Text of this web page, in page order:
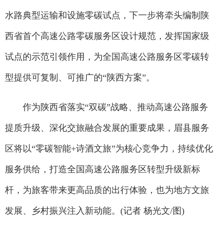
水路典型运输和设施零碳试点，下一步将牵头编制陕
西省首个高速公路零碳服务区设计规范，发挥国家级
试点的示范引领作用，为全国高速公路服务区零碳转
型提供可复制、可推广的“陕西方案”。
作为陕西省落实“双碳”战略、推动高速公路服务
提质升级、深化交旅融合发展的重要成果，眉县服务
区将以“零碳智能+诗酒文旅”为核心竞争力，持续优化
服务供给，打造全国高速公路服务区转型升级新标
杆，为旅客带来更高品质的出行体验，也为地方文旅
发展、乡村振兴注入新动能。(记者 杨光文/图)